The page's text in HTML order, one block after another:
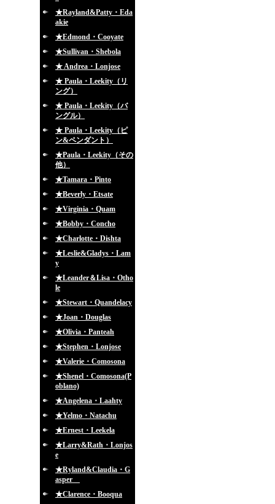
★Rayland&Patty・Eda
akie
★Edmond・Cooyate
★Sullivan・Shebola
★ Andrea・Lonjose
★ Paula・Leekity（リ
ング）
★ Paula・Leekity（バ
ングル）
★ Paula・Leekity（ピ
ン&ペンダント）
★Paula・Leekity（その
他）
★Tamara・Pinto
★Beverly・Etsate
★Virginia・Quam
★Bobby・Concho
★Charlotte・Dishta
★Leslie&Gladys・Lam
y
★Leander＆Lisa・Otho
le
★Stewart・Quandelacy
★Joan・Douglas
★Olivia・Panteah
★Stephen・Lonjose
★Valerie・Comosona
★Shenel・Comosona(P
oblano)
★Angelena・Laahty
★Yelmo・Natachu
★Ernest・Leekela
★Larry&Rath・Lonjos
e
★Ryland&Claudia・G
asper
★Clarence・Booqua